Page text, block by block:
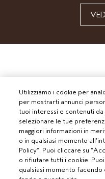
Utilizziamo i cookie per
per mostrarti annunci
tuoi interessi e contenuti
selezionare le tue
maggiori informazioni in
o in qualsiasi momento
Policy”. Puoi cliccare su
o rifiutare tutti i cookie.
qualsiasi momento facendo